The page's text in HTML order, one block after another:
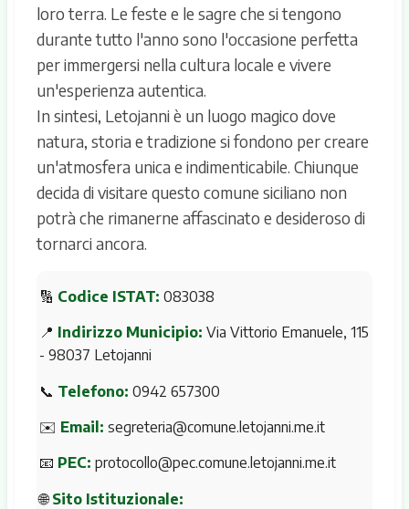
loro terra. Le feste e le sagre che si tengono
durante tutto l'anno sono l'occasione perfetta
per immergersi nella cultura locale e vivere
un'esperienza autentica.
In sintesi, Letojanni è un luogo magico dove
natura, storia e tradizione si fondono per creare
un'atmosfera unica e indimenticabile. Chiunque
decida di visitare questo comune siciliano non
potrà che rimanerne affascinato e desideroso di
tornarci ancora.
🔢 Codice ISTAT: 083038
📍 Indirizzo Municipio: Via Vittorio Emanuele, 115
- 98037 Letojanni
📞 Telefono: 0942 657300
✉️ Email: segreteria@comune.letojanni.me.it
📧 PEC: protocollo@pec.comune.letojanni.me.it
🌐Sito Istituzionale: